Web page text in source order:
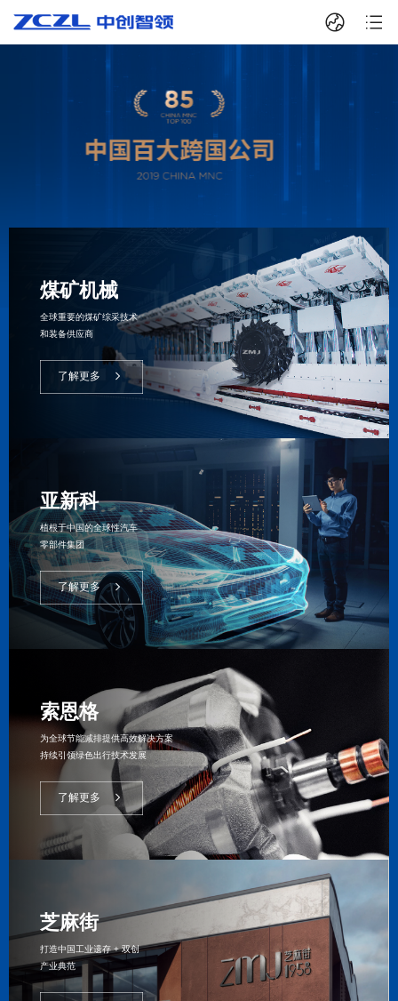
煤矿机械
全球重要的煤矿综采技术
和装备供应商
了解更多
亚新科
植根于中国的全球性汽车
零部件集团
了解更多
索恩格
为全球节能减排提供高效解决方案
持续引领绿色出行技术发展
了解更多
芝麻街
打造中国工业遗存 + 双创
产业典范